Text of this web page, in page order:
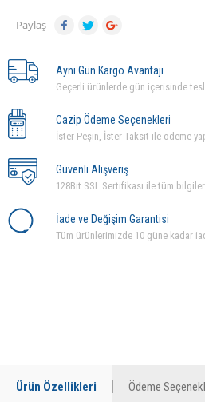
Paylaş
Aynı Gün Kargo Avantajı
Geçerli ürünlerde gün içerisinde
Cazip Ödeme Seçenekleri
İster Peşin, İster Taksit ile ödeme
Güvenli Alışveriş
128Bit SSL Sertifikası ile tüm
İade ve Değişim Garantisi
Tüm ürünlerimizde 10 güne kadar
Ürün Özellikleri Ödeme